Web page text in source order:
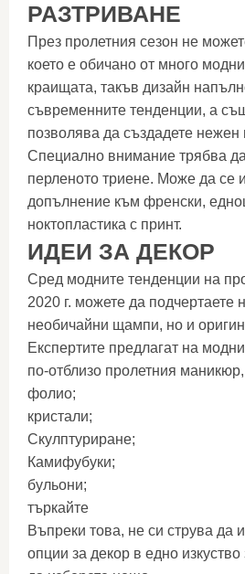
РАЗТРИВАНЕ
През пролетния сезон не
което е обичано от много
краищата, такъв дизайн
съвременните тенденции, а
позволява да създадете нежен
Специално внимание трябва
перленото триене. Може да се
допълнение към френски,
ноктопластика с принт.
ИДЕИ ЗА ДЕКОР
Сред модните тенденции на
2020 г. можете да подчертаете
необичайни щампи, но и
Експертите предлагат на
по-отблизо пролетния
фолио;
кристали;
Скулптуриране;
Камифубуки;
бульони;
търкайте
Въпреки това, не си струва да
опции за декор в едно